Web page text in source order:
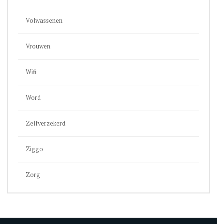
Volwassenen
Vrouwen
Wifi
Word
Zelfverzekerd
Ziggo
Zorg